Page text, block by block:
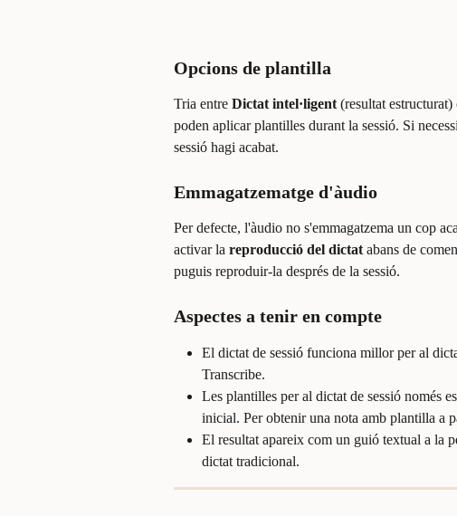
Opcions de plantilla
Tria entre Dictat intel·ligent (resultat estructurat)
poden aplicar plantilles durant la sessió. Si
sessió hagi acabat.
Emmagatzematge d'àudio
Per defecte, l'àudio no s'emmagatzema un cop
activar la reproducció del dictat abans de
puguis reproduir-la després de la sessió.
Aspectes a tenir en compte
El dictat de sessió funciona millor per al
Transcribe.
Les plantilles per al dictat de sessió només
inicial. Per obtenir una nota amb plantilla a
El resultat apareix com un guió textual a la
dictat tradicional.